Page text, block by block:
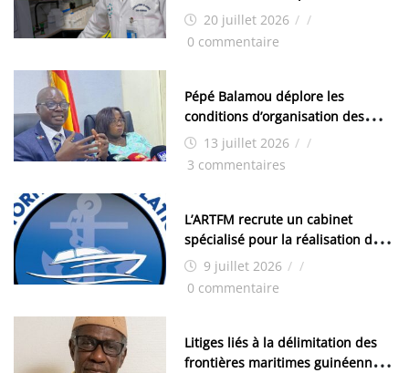
de Kamsar des techniciens
chimistes (H/F)
20 juillet 2026 / /
0 commentaire
Pépé Balamou déplore les
conditions d’organisation des
examens nationaux : « Si ce sont
les élections, on trouve tous les
13 juillet 2026 / /
3 commentaires
L’ARTFM recrute un cabinet
spécialisé pour la réalisation des
études techniques
9 juillet 2026 / /
0 commentaire
Litiges liés à la délimitation des
frontières maritimes guinéennes: